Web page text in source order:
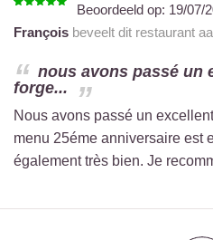
Beoordeeld op: 19/07/
François beveelt dit restaurant
nous avons passé un
forge...
Nous avons passé un
menu 25éme anniversaire est
également très bien. Je